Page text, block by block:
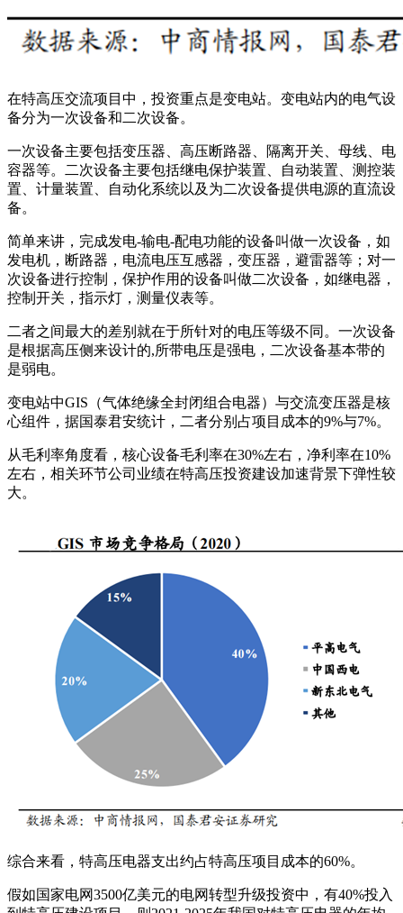
在特高压交流项目中，投资重点是变电站。变电站内的电气设
备分为一次设备和二次设备。
一次设备主要包括变压器、高压断路器、隔离开关、母线、电
容器等。二次设备主要包括继电保护装置、自动装置、测控装
置、计量装置、自动化系统以及为二次设备提供电源的直流设
备。
简单来讲，完成发电-输电-配电功能的设备叫做一次设备，如
发电机，断路器，电流电压互感器，变压器，避雷器等；对一
次设备进行控制，保护作用的设备叫做二次设备，如继电器，
控制开关，指示灯，测量仪表等。
二者之间最大的差别就在于所针对的电压等级不同。一次设备
是根据高压侧来设计的,所带电压是强电，二次设备基本带的
是弱电。
变电站中GIS（气体绝缘全封闭组合电器）与交流变压器是核
心组件，据国泰君安统计，二者分别占项目成本的9%与7%。
从毛利率角度看，核心设备毛利率在30%左右，净利率在10%
左右，相关环节公司业绩在特高压投资建设加速背景下弹性较
大。
综合来看，特高压电器支出约占特高压项目成本的60%。
假如国家电网3500亿美元的电网转型升级投资中，有40%投入